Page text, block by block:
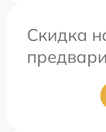
Скидка